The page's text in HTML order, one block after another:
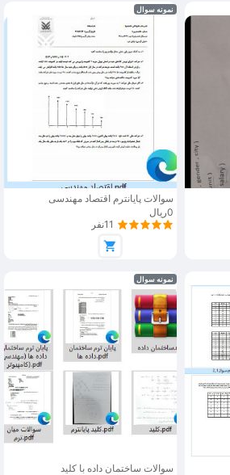
نمونه سوال
سوالات پایانترم اقتصاد مهندسی
0ریال
11نفر
نمونه سوال
سوالات ساختمان داده با کلید